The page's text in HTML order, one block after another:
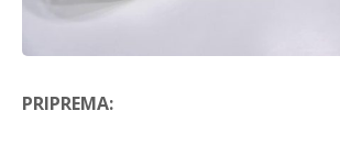
PRIPREMA: